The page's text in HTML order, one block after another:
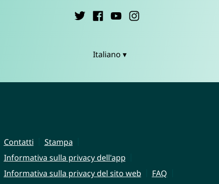
Italiano ▾
Contatti
Stampa
Informativa sulla privacy dell'app
Informativa sulla privacy del sito web
FAQ